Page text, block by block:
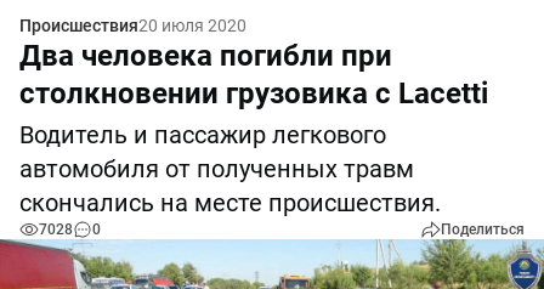
Происшествия20 июля 2020
Два человека погибли при
столкновении грузовика с Lacetti
Водитель и пассажир легкового
автомобиля от полученных травм
скончались на месте происшествия.
7028 0 Поделиться